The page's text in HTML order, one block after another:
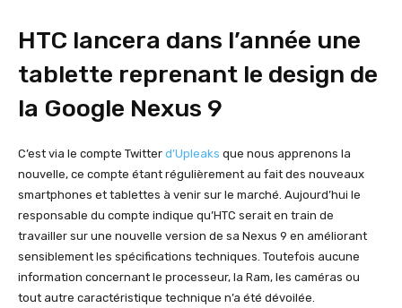
HTC lancera dans l’année une
tablette reprenant le design de
la Google Nexus 9
C’est via le compte Twitter d’Upleaks que nous apprenons la
nouvelle, ce compte étant régulièrement au fait des nouveaux
smartphones et tablettes à venir sur le marché. Aujourd’hui le
responsable du compte indique qu’HTC serait en train de
travailler sur une nouvelle version de sa Nexus 9 en améliorant
sensiblement les spécifications techniques. Toutefois aucune
information concernant le processeur, la Ram, les caméras ou
tout autre caractéristique technique n’a été dévoilée.